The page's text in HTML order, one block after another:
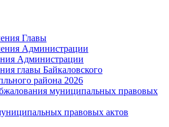
Главы
Администрации
Администрации
главы Байкаловского
района 2026
муниципальных правовых
правовых актов